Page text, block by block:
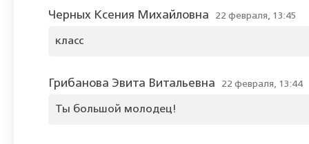
Черных Ксения Михайловна 22 февраля, 13:45
класс
Грибанова Эвита Витальевна 22 февраля, 13:44
Ты большой молодец!